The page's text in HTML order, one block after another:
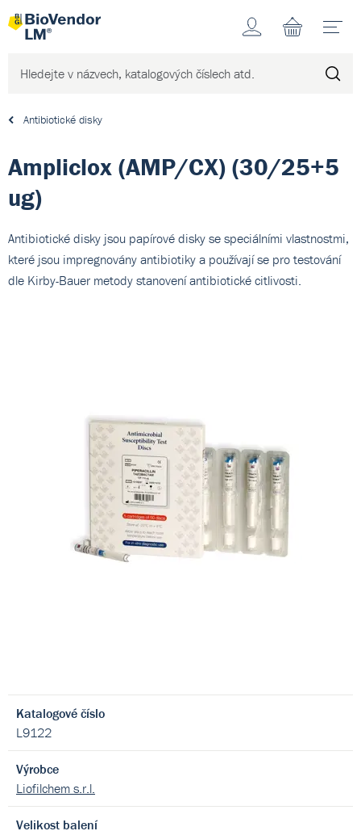
Účet
Antibiotické disky
Ampliclox (AMP/CX) (30/25+5
ug)
Antibiotické disky jsou papírové disky se speciálními vlastnostmi,
které jsou impregnovány antibiotiky a používají se pro testování
dle Kirby-Bauer metody stanovení antibiotické citlivosti.
Katalogové číslo
L9122
Výrobce
Liofilchem s.r.l.
Velikost balení